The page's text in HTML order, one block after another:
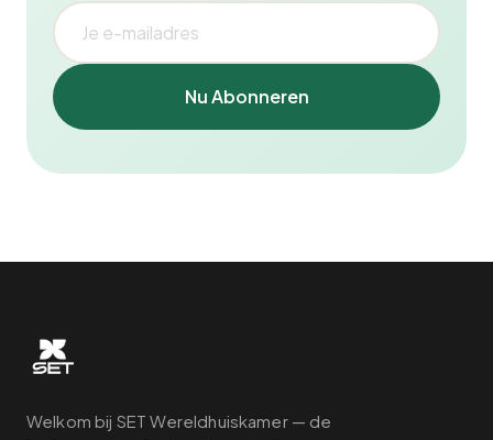
Nu Abonneren
Welkom bij SET Wereldhuiskamer — de